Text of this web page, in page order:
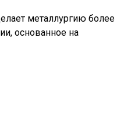
металлургию более
основанное на